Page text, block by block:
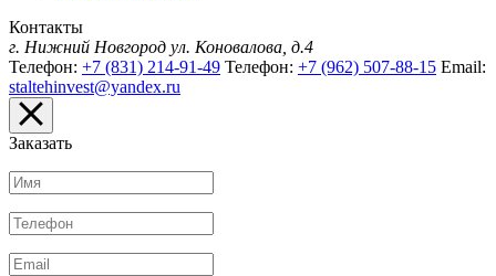
Контакты
г. Нижний Новгород ул. Коновалова, д.4
Телефон: +7 (831) 214-91-49 Телефон: +7 (962) 507-88-15 Email:
staltehinvest@yandex.ru
Заказать